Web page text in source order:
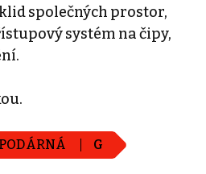
společných prostor,
systém na čipy,
G